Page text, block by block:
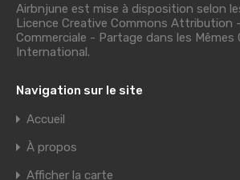
Airbnjune est mise à disposition selon
Licence Creative Commons Attribution
Commerciale - Partage dans les
International.
Navigation sur le site
Accueil
À propos
Afficher la carte